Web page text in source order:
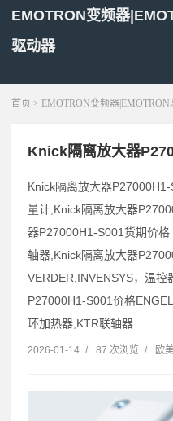
EMOTRON变频器
驱动器
首页 > EMOTRON变频器
Knick隔离放大器
Knick隔离放大器
量计,Knick隔离放大器
器P27000H1-S001货期价
轴器,Knick隔离放大器
VERDER,INVENSYS，温
P27000H1-S001价格
环加热器,KTR联轴器...
2026-01-14 / 87 次浏览 / 欧